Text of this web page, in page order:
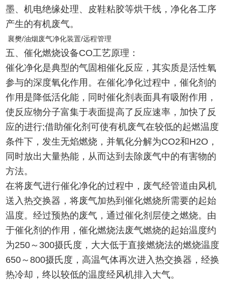
墨、机电绝缘处理、皮鞋粘胶等烘干线，净化各工序
产生的有机废气。
襄樊/油烟废气净化装置/远程管理
五、催化燃烧设备CO工艺原理：
催化净化是典型的气固相催化反应，其实质是活性氧
参与的深度氧化作用。在催化净化过程中，催化剂的
作用是降低活化能，同时催化剂表面具有吸附作用，
使反应物分子富集于表面提高了反应速率，加快了反
应的进行;借助催化剂可使有机废气在较低的起燃温度
条件下，发生无焰燃烧，并氧化分解为CO2和H2O，
同时放出大量热能，从而达到去除废气中的有害物的
方法。
在将废气进行催化净化的过程中，废气经管道由风机
送入热交换器，将废气加热到催化燃烧所需要的起始
温度。经过预热的废气，通过催化剂层使之燃烧。由
于催化剂的作用，催化燃烧法废气燃烧的起始温度约
为250～300摄氏度，大大低于直接燃烧法的燃烧温度
650～800摄氏度，高温气体再次进入热交换器，经换
热冷却，终以较低的温度经风机排入大气。